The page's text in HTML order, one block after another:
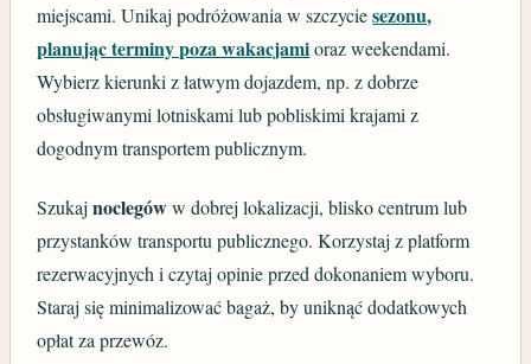
miejscami. Unikaj podróżowania w szczyciesezonu,
planując terminy poza wakacjamioraz weekendami.
Wybierz kierunki z łatwym dojazdem, np. z dobrze
obsługiwanymi lotniskami lub pobliskimi krajami z
dogodnym transportem publicznym.
Szukajnoclegóww dobrej lokalizacji, blisko centrum lub
przystanków transportu publicznego. Korzystaj z platform
rezerwacyjnych i czytaj opinie przed dokonaniem wyboru.
Staraj się minimalizować bagaż, by uniknąć dodatkowych
opłat za przewóz.